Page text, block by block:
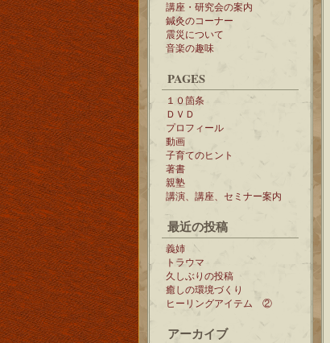
講座・研究会の案内
鍼灸のコーナー
震災について
音楽の趣味
PAGES
１０箇条
ＤＶＤ
プロフィール
動画
子育てのヒント
著書
親塾
講演、講座、セミナー案内
最近の投稿
義姉
トラウマ
久しぶりの投稿
癒しの環境づくり
ヒーリングアイテム ②
アーカイブ